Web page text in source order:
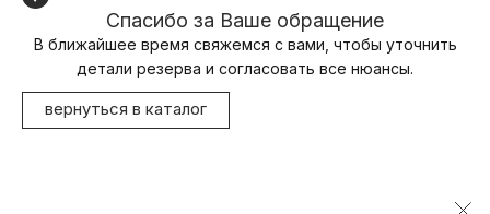
Спасибо за Ваше обращение
В ближайшее время свяжемся с вами, чтобы уточнить
детали резерва и согласовать все нюансы.
вернуться в каталог